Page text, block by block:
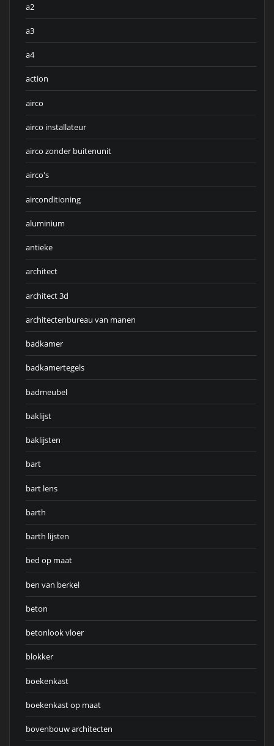
a2
a3
a4
action
airco
airco installateur
airco zonder buitenunit
airco's
airconditioning
aluminium
antieke
architect
architect 3d
architectenbureau van manen
badkamer
badkamertegels
badmeubel
baklijst
baklijsten
bart
bart lens
barth
barth lijsten
bed op maat
ben van berkel
beton
betonlook vloer
blokker
boekenkast
boekenkast op maat
bovenbouw architecten